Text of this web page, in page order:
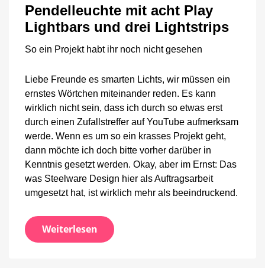
mit
acht
Play
und
Pendelleuchte mit acht Play
Lightbars und drei Lightstrips
So ein Projekt habt ihr noch nicht gesehen
Liebe Freunde es smarten Lichts, wir müssen ein
ernstes Wörtchen miteinander reden. Es kann
wirklich nicht sein, dass ich durch so etwas erst
durch einen Zufallstreffer auf YouTube aufmerksam
werde. Wenn es um so ein krasses Projekt geht,
dann möchte ich doch bitte vorher darüber in
Kenntnis gesetzt werden. Okay, aber im Ernst: Das
was Steelware Design hier als Auftragsarbeit
umgesetzt hat, ist wirklich mehr als beeindruckend.
Weiterlesen